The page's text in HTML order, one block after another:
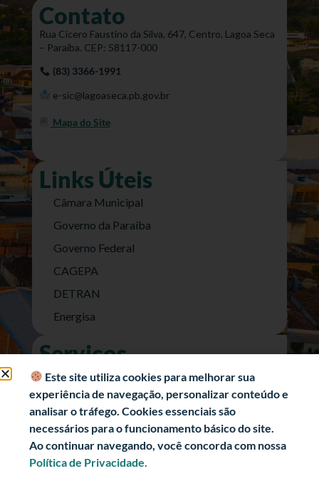
Contato
Rua Cícero Faustino da Silva, 647, Centro, Lagoa Seca
– Paraíba. CEP: 58117-000
(83) 3366-1991
e-sic@lagoaseca.pb.gov.br
Mapa do Site
Links Úteis
Câmara Municipal
Governo da Paraíba
Governo Federal
CAGEPA
DETRAN
Energisa
Serviços
Nota Fiscal Eletrônica
e-SIC (Acesso a Informação)
Transparência Fiscal
História
Informações Turísticas
Este site utiliza cookies para melhorar sua
experiência de navegação, personalizar conteúdo e
analisar o tráfego. Cookies essenciais são
necessários para o funcionamento básico do site.
Ao continuar navegando, você concorda com nossa
Política de Privacidade.